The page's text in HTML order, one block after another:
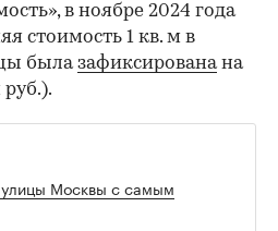
в ноябре 2024 года
стоимость 1 кв. м в
былазафиксированана
улицы Москвы с самым